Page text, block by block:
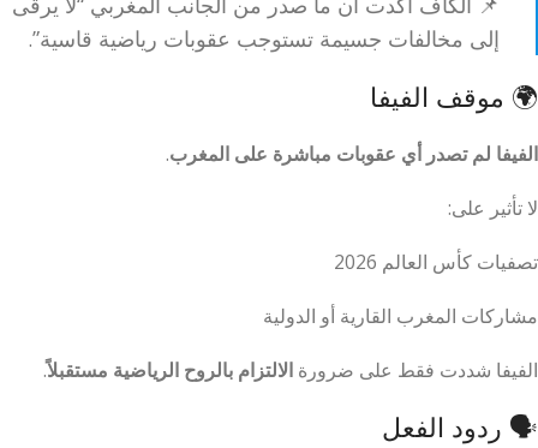
إلى مخالفات جسيمة تستوجب عقوبات رياضية قاسية”.
🌍 موقف الفيفا
الفيفا لم تصدر أي عقوبات مباشرة على المغرب.
لا تأثير على:
تصفيات كأس العالم 2026
مشاركات المغرب القارية أو الدولية
الفيفا شددت فقط على ضرورة الالتزام بالروح الرياضية مستقبلاً.
🗣️ ردود الفعل